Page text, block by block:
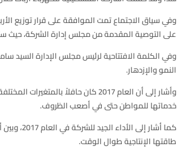
على التوصية المقدمة من مجلس إدارة الشركة، حيث ستبدأ عملية توزيع الأرباح النقدية
وفي الكلمة الافتتاحية لرئيس مجلس الإدارة السيد
النمو والإزدهار.
وأشار إلى أن العام 2017 كان
خدماتها للمواطن حتى في أصعب الظروف.
كما
طاقتها الإنتاجية طوال الوقت.